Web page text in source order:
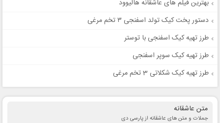
بهترین فیلم های عاشقانه هالیوود
دستور پخت کیک تولد اسفنجی ۳ تخم مرغی
طرز تهیه کیک اسفنجی با توستر
طرز تهیه کیک سوپر اسفنجی
طرز تهیه کیک شکلاتی 3 تخم مرغی
متن عاشقانه
جملات و متن های عاشقانه از پارسی دی